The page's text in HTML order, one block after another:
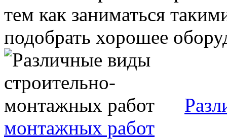
тем как заниматься
подобрать хорошее
монтажных работ